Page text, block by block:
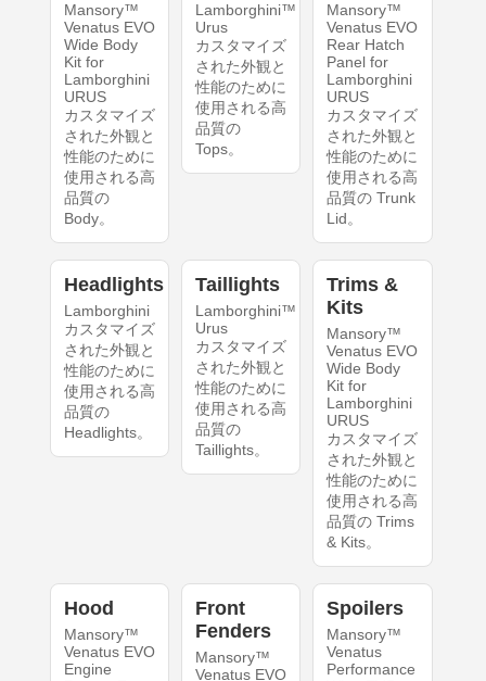
Mansory™
Venatus EVO
Wide Body
Kit for
Lamborghini
URUS
カスタマイズ
された外観と
性能のために
使用される高
品質の
Body。
Lamborghini™
Urus
カスタマイズ
された外観と
性能のために
使用される高
品質の
Tops。
Mansory™
Venatus EVO
Rear Hatch
Panel for
Lamborghini
URUS
カスタマイズ
された外観と
性能のために
使用される高
品質の Trunk
Lid。
Headlights
Lamborghini
カスタマイズ
された外観と
性能のために
使用される高
品質の
Headlights。
Taillights
Lamborghini™
Urus
カスタマイズ
された外観と
性能のために
使用される高
品質の
Taillights。
Trims &
Kits
Mansory™
Venatus EVO
Wide Body
Kit for
Lamborghini
URUS
カスタマイズ
された外観と
性能のために
使用される高
品質の Trims
& Kits。
Hood
Mansory™
Venatus EVO
Engine
Front
Fenders
Mansory™
Venatus EVO
Spoilers
Mansory™
Venatus
Performance